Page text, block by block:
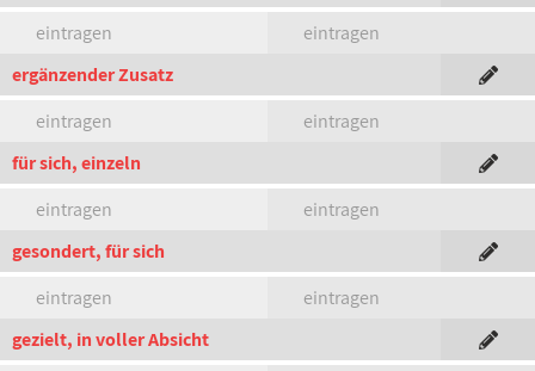
eintragen
eintragen
ergänzender Zusatz
eintragen
eintragen
für sich, einzeln
eintragen
eintragen
gesondert, für sich
eintragen
eintragen
gezielt, in voller Absicht